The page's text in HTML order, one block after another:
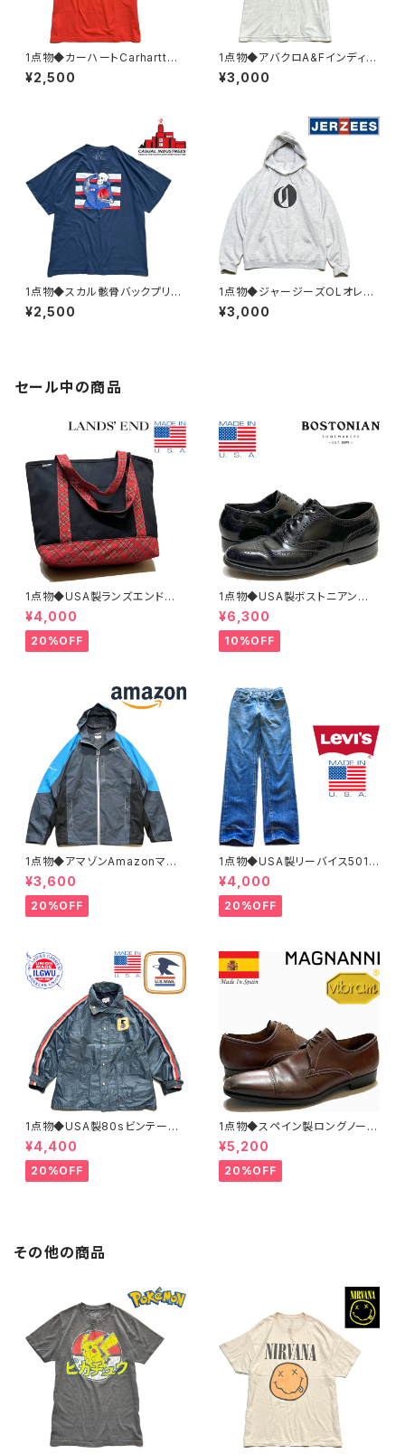
1点物◆カーハートCarharttバ
ックプリントTシャツ古着メンズL
レディースOKアメカジ90sスト
¥2,500
1点物◆アバクロA&Fインディア
ン半袖ビンテージ加工Tシャツ
古着メンズMLレディースOKア
¥3,000
1点物◆スカル骸骨バックプリン
ト紺フェードTシャツ古着メンズ
3XLレディースOKアメカジ90s
¥2,500
1点物◆ジャージーズOLオレゴ
ンライブ黒プリントスウェットパ
ーカーUSA古着メンズLレディ
¥3,000
セール中の商品
1点物◆USA製ランズエンド黒ト
ートバッグ鞄カバン古着メンズレ
ディースOKアメカジ90sストリ
ート/スポーツUSAブランド中古
エコバッグ348659
¥4,000
20%OFF
1点物◆USA製ボストニアン黒
革靴レザーシューズ古着メンズ2
6.5レディースOKアメカジ90s
ストリートUSスポーツ中古スニ
ーカーBOSTONIAN362316
¥6,300
10%OFF
1点物◆アマゾンAmazonマウ
ンテンパーカー中古ナイロンジ
ャケット古着メンズXLレディース
OKアメカジ90sストリートUS
灰色アウター水色362468
¥3,600
20%OFF
1点物◆USA製リーバイス501ビ
ンテージ黒カン80sジーンズ古
着メンズレディースOKアメカジ/
ストリート/ブランドアメリカ製デ
ニムパンツ372581
¥4,000
20%OFF
1点物◆USA製80sビンテージ
US MAIL紺ナイロンジャケット
古着LメンズXLレディースOKア
メカジ90sストリートマウンテン
パーカーアウター362465
¥4,400
20%OFF
1点物◆スペイン製ロングノーズ
茶革靴レザーシューズ古着メン
ズ31レディースOKアメカジ90s
ストリート中古ブランド13ビッグ
サイズ373489
¥5,200
20%OFF
その他の商品